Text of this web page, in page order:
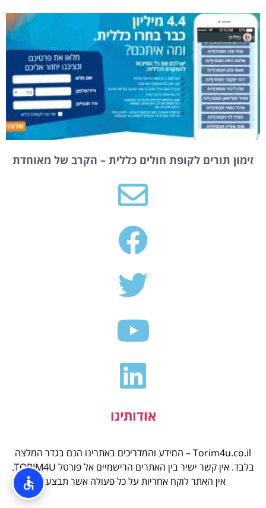
זימון תורים לקופת חולים כללית – הקרב של מאוחדת
אודותינו
Torim4u.co.il – המידע והמדריכים באתרינו הנם בגדר המלצה
בלבד. אין קשר ישיר בין האתרים הרישמיים אל פורטל TORIM4U.
אין האתר לוקח אחריות על כל פעולה אשר תבצעו.